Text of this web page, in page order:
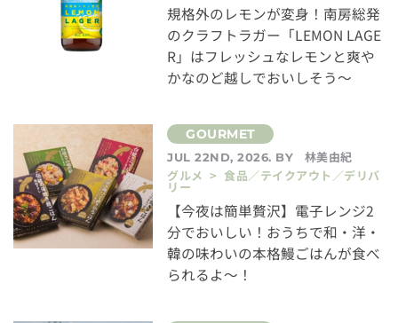
規格外のレモンが変身！南房総発
のクラフトラガー「LEMON LAGE
R」はフレッシュなレモンと爽や
かなのど越しでおいしそう～
JUL 22ND, 2026. BY
林美由紀
グルメ > 食品／テイクアウト／デリバ
リー
【今夜は簡単贅沢】電子レンジ2
分でおいしい！おうちで和・洋・
韓の味わいの本格鰻ごはんが食べ
られるよ～！